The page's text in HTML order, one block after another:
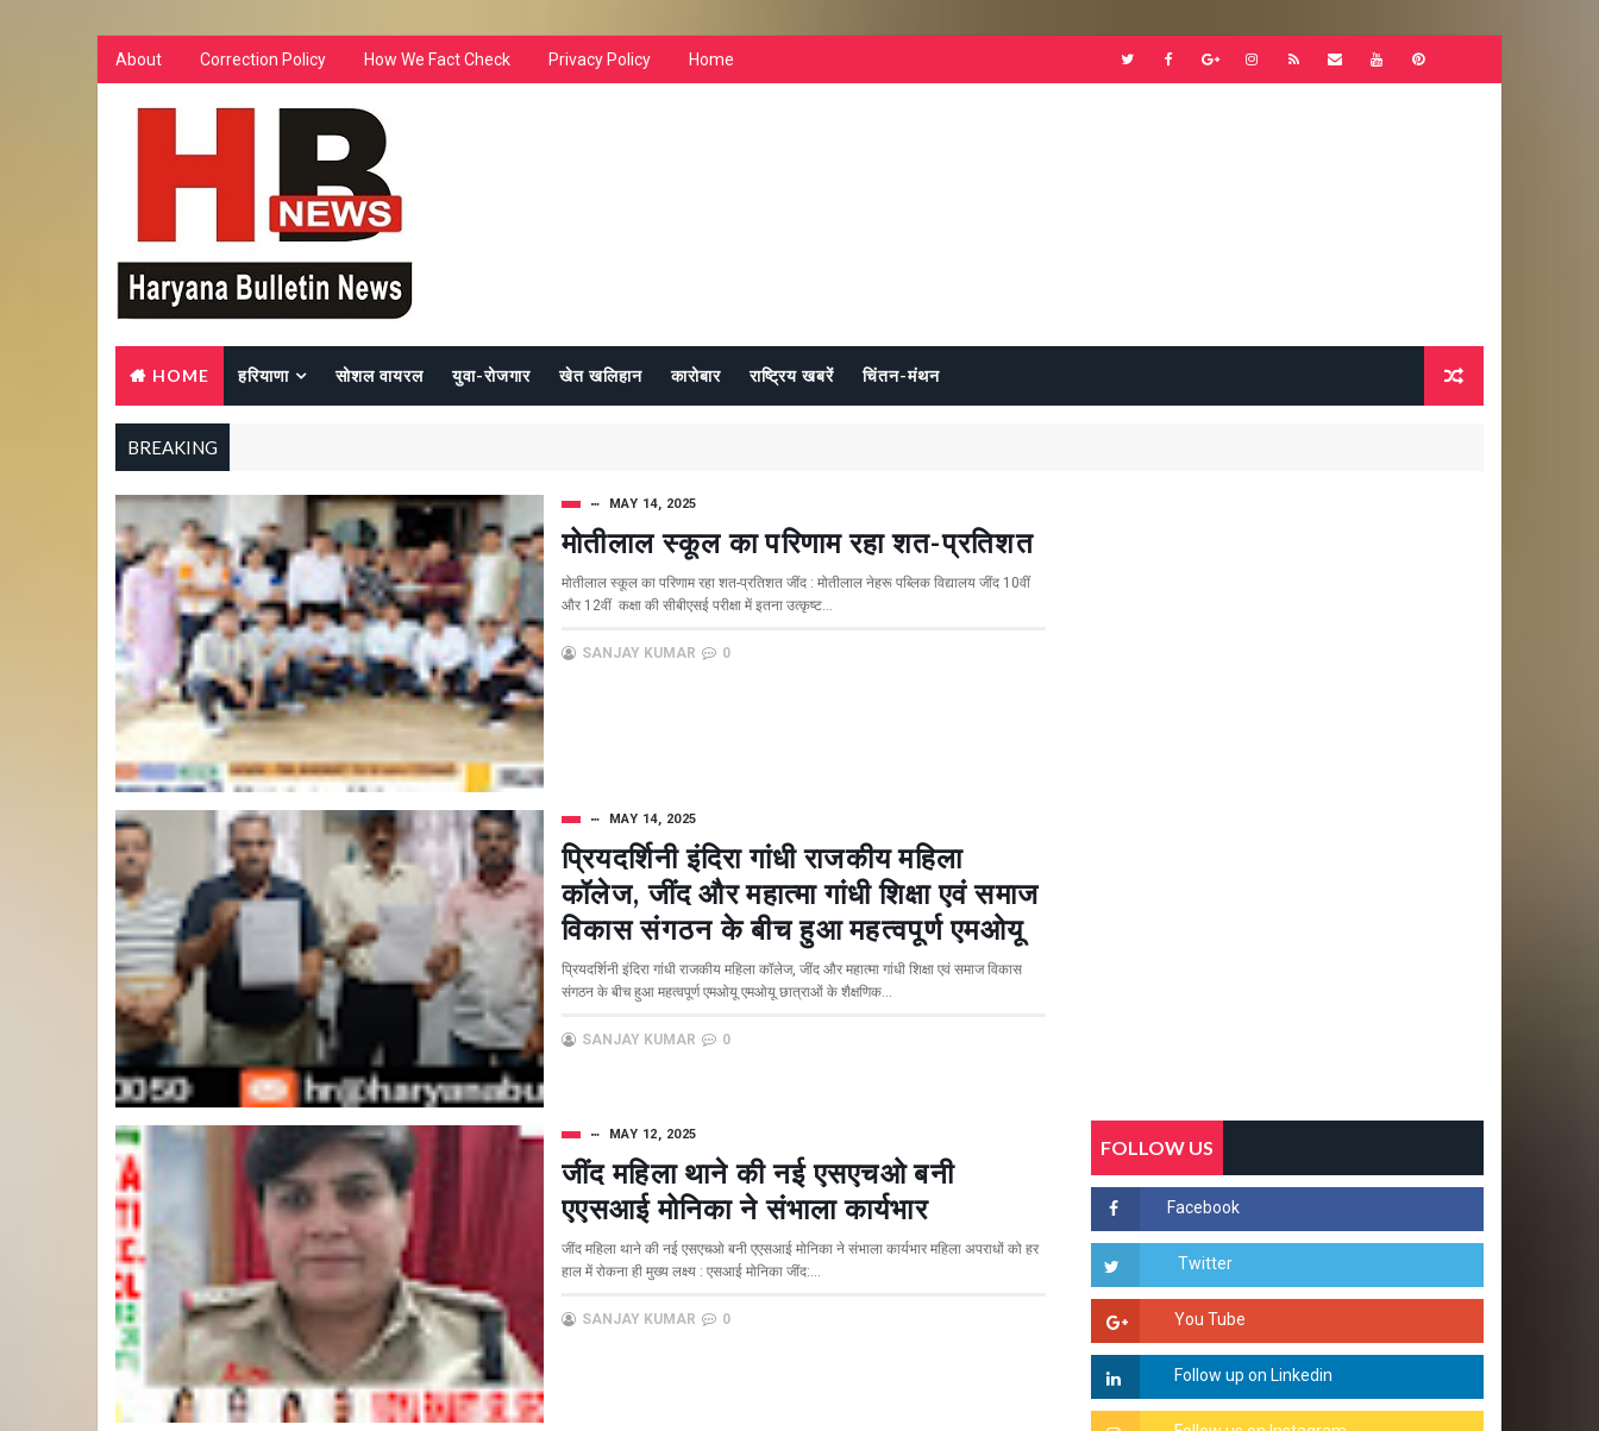
About Correction Policy How We Fact Check Privacy Policy Home
HOME हरियाणा सोशल वायरल युवा-रोजगार खेत खलिहान कारोबार राष्ट्रिय खबरें चिंतन-मंथन
BREAKING
MAY 14, 2025
मोतीलाल स्कूल का परिणाम रहा शत-प्रतिशत
मोतीलाल स्कूल का परिणाम रहा शत-प्रतिशत जींद : मोतीलाल नेहरू पब्लिक विद्यालय जींद 10वीं
और 12वीं कक्षा की सीबीएसई परीक्षा में इतना उत्कृष्ट...
SANJAY KUMAR 0
MAY 14, 2025
प्रियदर्शिनी इंदिरा गांधी राजकीय महिला
कॉलेज, जींद और महात्मा गांधी शिक्षा एवं समाज
विकास संगठन के बीच हुआ महत्वपूर्ण एमओयू
प्रियदर्शिनी इंदिरा गांधी राजकीय महिला कॉलेज, जींद और महात्मा गांधी शिक्षा एवं समाज विकास
संगठन के बीच हुआ महत्वपूर्ण एमओयू एमओयू छात्राओं के शैक्षणिक...
SANJAY KUMAR 0
MAY 12, 2025
जींद महिला थाने की नई एसएचओ बनी
एएसआई मोनिका ने संभाला कार्यभार
जींद महिला थाने की नई एसएचओ बनी एएसआई मोनिका ने संभाला कार्यभार महिला अपराधों को हर
हाल में रोकना ही मुख्य लक्ष्य : एसआई मोनिका जींद:...
SANJAY KUMAR 0
FOLLOW US